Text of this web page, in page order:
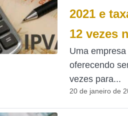
2021 e
12 vezes
Uma
oferecendo
vezes para...
20 de janeiro de